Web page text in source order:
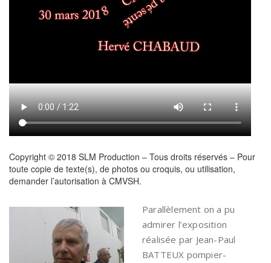
Copyright © 2018 SLM Production – Tous droits réservés – Pour
toute copie de texte(s), de photos ou croquis, ou utilisation,
demander l’autorisation à CMVSH.
Parallèlement on a pu
admirer l’exposition
réalisée par Jean-Paul
BATTEUX pompier-